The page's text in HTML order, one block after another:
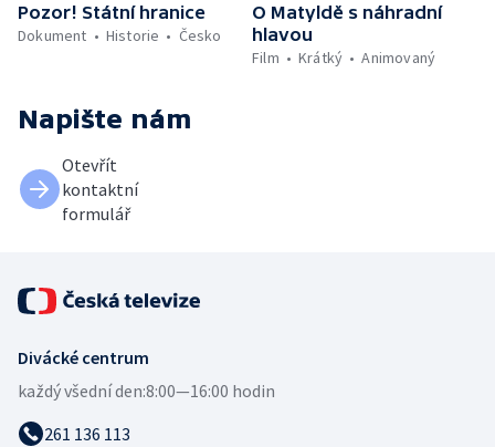
Pozor! Státní hranice
Dokument
Historie Česko
O Matyldě s náhradní
hlavou
Film
Krátký Animovaný
Napište nám
Otevřít
kontaktní
formulář
Divácké centrum
každý všední den:8:00—16:00 hodin
261 136 113